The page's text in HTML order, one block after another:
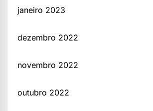
janeiro 2023
dezembro 2022
novembro 2022
outubro 2022